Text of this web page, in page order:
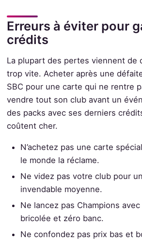
Erreurs à éviter pour
crédits
La plupart des pertes viennent de
trop vite. Acheter après une
SBC pour une carte qui ne rentre
vendre tout son club avant un
des packs avec ses derniers
coûtent cher.
N’achetez pas une carte
le monde la réclame.
Ne videz pas votre club pour
invendable moyenne.
Ne lancez pas Champions
bricolée et zéro banc.
Ne confondez pas prix bas et